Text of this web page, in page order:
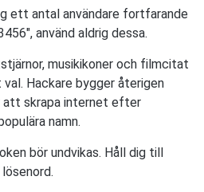
ett antal användare fortfarande
använd aldrig dessa.
musikikoner och filmcitat
Hackare bygger återigen
skrapa internet efter
namn.
bör undvikas. Håll dig till